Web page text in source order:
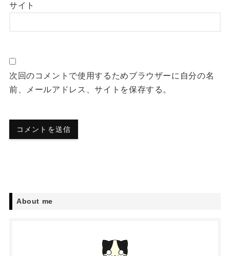
サイト
次回のコメントで使用するためブラウザーに自分の名
前、メールアドレス、サイトを保存する。
About me